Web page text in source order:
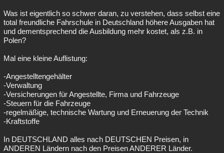
Was ist eigentlich so schwer daran, zu verstehen, dass selbst eine
total freundliche Fahrschule in Deutschland höhere Ausgaben hat
und dementsprechend die Ausbildung mehr kostet, als z.B. in
Polen?
Mal eine kleine Auflistung:
-Angestelltengehälter
-Verwaltung
-Versicherungen für Angestellte, Firma und Fahrzeuge
-Steuern für die Fahrzeuge
-regelmäßige, technische Wartung und Erneuerung der Technik
-Kraftstoffe
In DEUTSCHLAND alles nach DEUTSCHEN Preisen, in
ANDEREN Ländern nach den Preisen ANDERER Länder.